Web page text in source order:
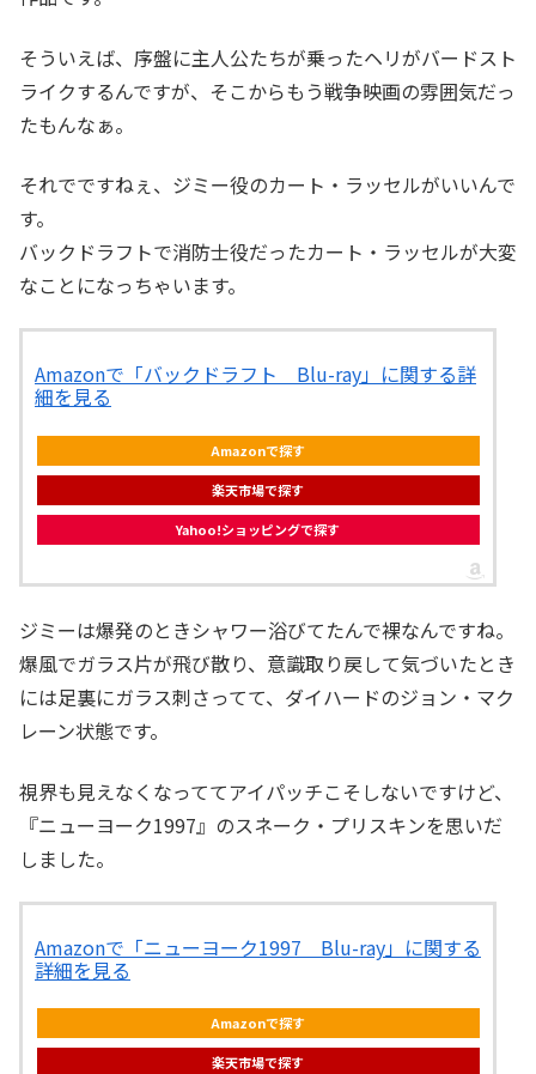
そういえば、序盤に主人公たちが乗ったヘリがバードスト
ライクするんですが、そこからもう戦争映画の雰囲気だっ
たもんなぁ。
それでですねぇ、ジミー役のカート・ラッセルがいいんで
す。
バックドラフトで消防士役だったカート・ラッセルが大変
なことになっちゃいます。
Amazonで「バックドラフト Blu-ray」に関する詳
細を見る
Amazonで探す
楽天市場で探す
Yahoo!ショッピングで探す
ジミーは爆発のときシャワー浴びてたんで裸なんですね。
爆風でガラス片が飛び散り、意識取り戻して気づいたとき
には足裏にガラス刺さってて、ダイハードのジョン・マク
レーン状態です。
視界も見えなくなっててアイパッチこそしないですけど、
『ニューヨーク1997』のスネーク・プリスキンを思いだ
しました。
Amazonで「ニューヨーク1997 Blu-ray」に関する
詳細を見る
Amazonで探す
楽天市場で探す